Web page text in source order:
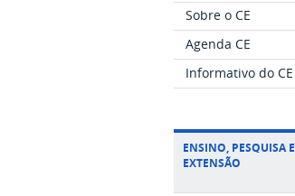
Sobre o CE
Agenda CE
Informativo do CE
ENSINO, PESQUISA E
EXTENSÃO